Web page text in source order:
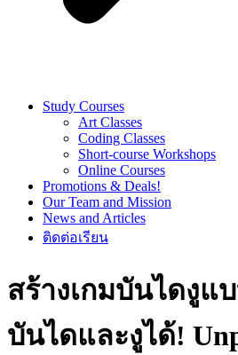
Study Courses
Art Classes
Coding Classes
Short-course Workshops
Online Courses
Promotions & Deals!
Our Team and Mission
News and Articles
ติดต่อเรียน
สร้างเกมบันไดงูแ
บันไดและงูได้!